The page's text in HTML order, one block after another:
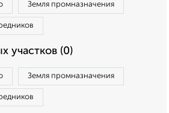
Земля промназначения
участков (0)
Земля промназначения